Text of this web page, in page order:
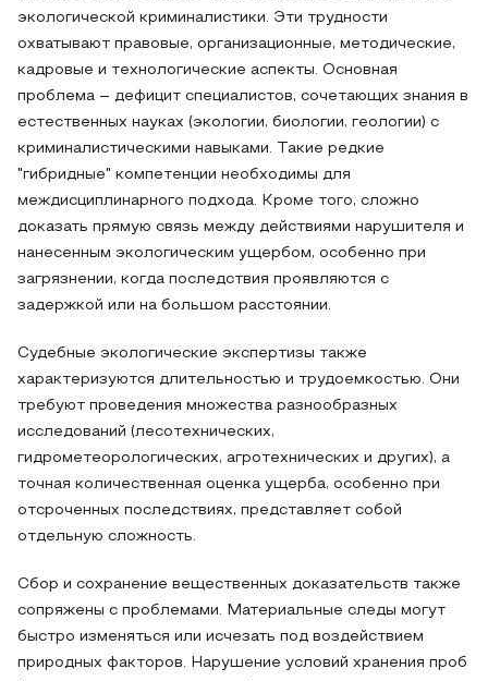
экологической криминалистики. Эти трудности
охватывают правовые, организационные, методические,
кадровые и технологические аспекты. Основная
проблема – дефицит специалистов, сочетающих знания в
естественных науках (экологии, биологии, геологии) с
криминалистическими навыками. Такие редкие
"гибридные" компетенции необходимы для
междисциплинарного подхода. Кроме того, сложно
доказать прямую связь между действиями нарушителя и
нанесенным экологическим ущербом, особенно при
загрязнении, когда последствия проявляются с
задержкой или на большом расстоянии.
Судебные экологические экспертизы также
характеризуются длительностью и трудоемкостью. Они
требуют проведения множества разнообразных
исследований (лесотехнических,
гидрометеорологических, агротехнических и других), а
точная количественная оценка ущерба, особенно при
отсроченных последствиях, представляет собой
отдельную сложность.
Сбор и сохранение вещественных доказательств также
сопряжены с проблемами. Материальные следы могут
быстро изменяться или исчезать под воздействием
природных факторов. Нарушение условий хранения проб